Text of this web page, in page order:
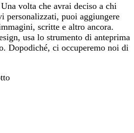
Una volta che avrai deciso a chi
personalizzati, puoi aggiungere
scritte e altro ancora.
usa lo strumento di anteprima
Dopodiché, ci occuperemo noi di